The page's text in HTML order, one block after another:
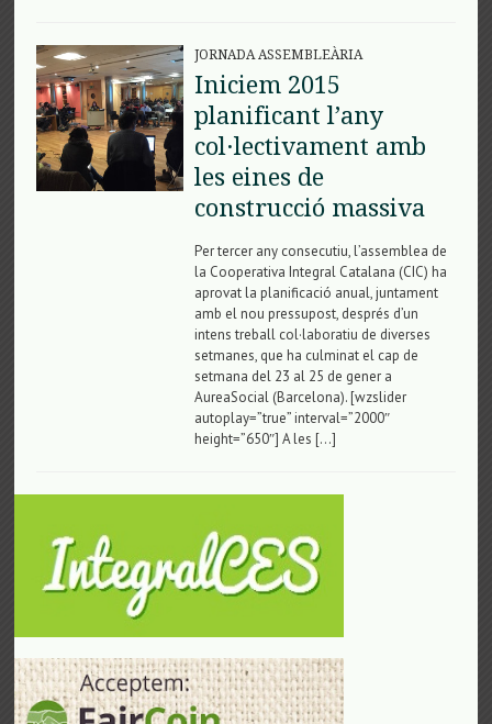
JORNADA ASSEMBLEÀRIA
Iniciem 2015
planificant l’any
col·lectivament amb
les eines de
construcció massiva
Per tercer any consecutiu, l’assemblea de
la Cooperativa Integral Catalana (CIC) ha
aprovat la planificació anual, juntament
amb el nou pressupost, després d’un
intens treball col·laboratiu de diverses
setmanes, que ha culminat el cap de
setmana del 23 al 25 de gener a
AureaSocial (Barcelona). [wzslider
autoplay=”true” interval=”2000″
height=”650″] A les […]